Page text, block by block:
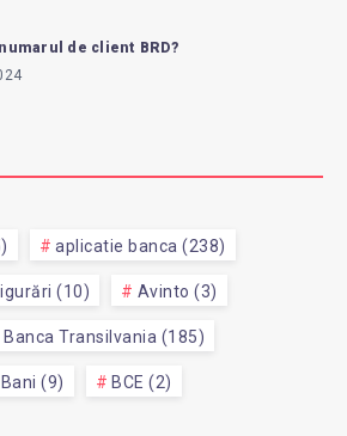
de client BRD?
aplicatie banca (238)
(10) Avinto (3)
Banca Transilvania (185)
Bani (9) BCE (2)